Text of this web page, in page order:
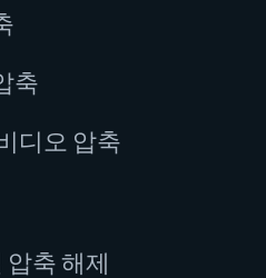
축
디오 압축
압축 해제